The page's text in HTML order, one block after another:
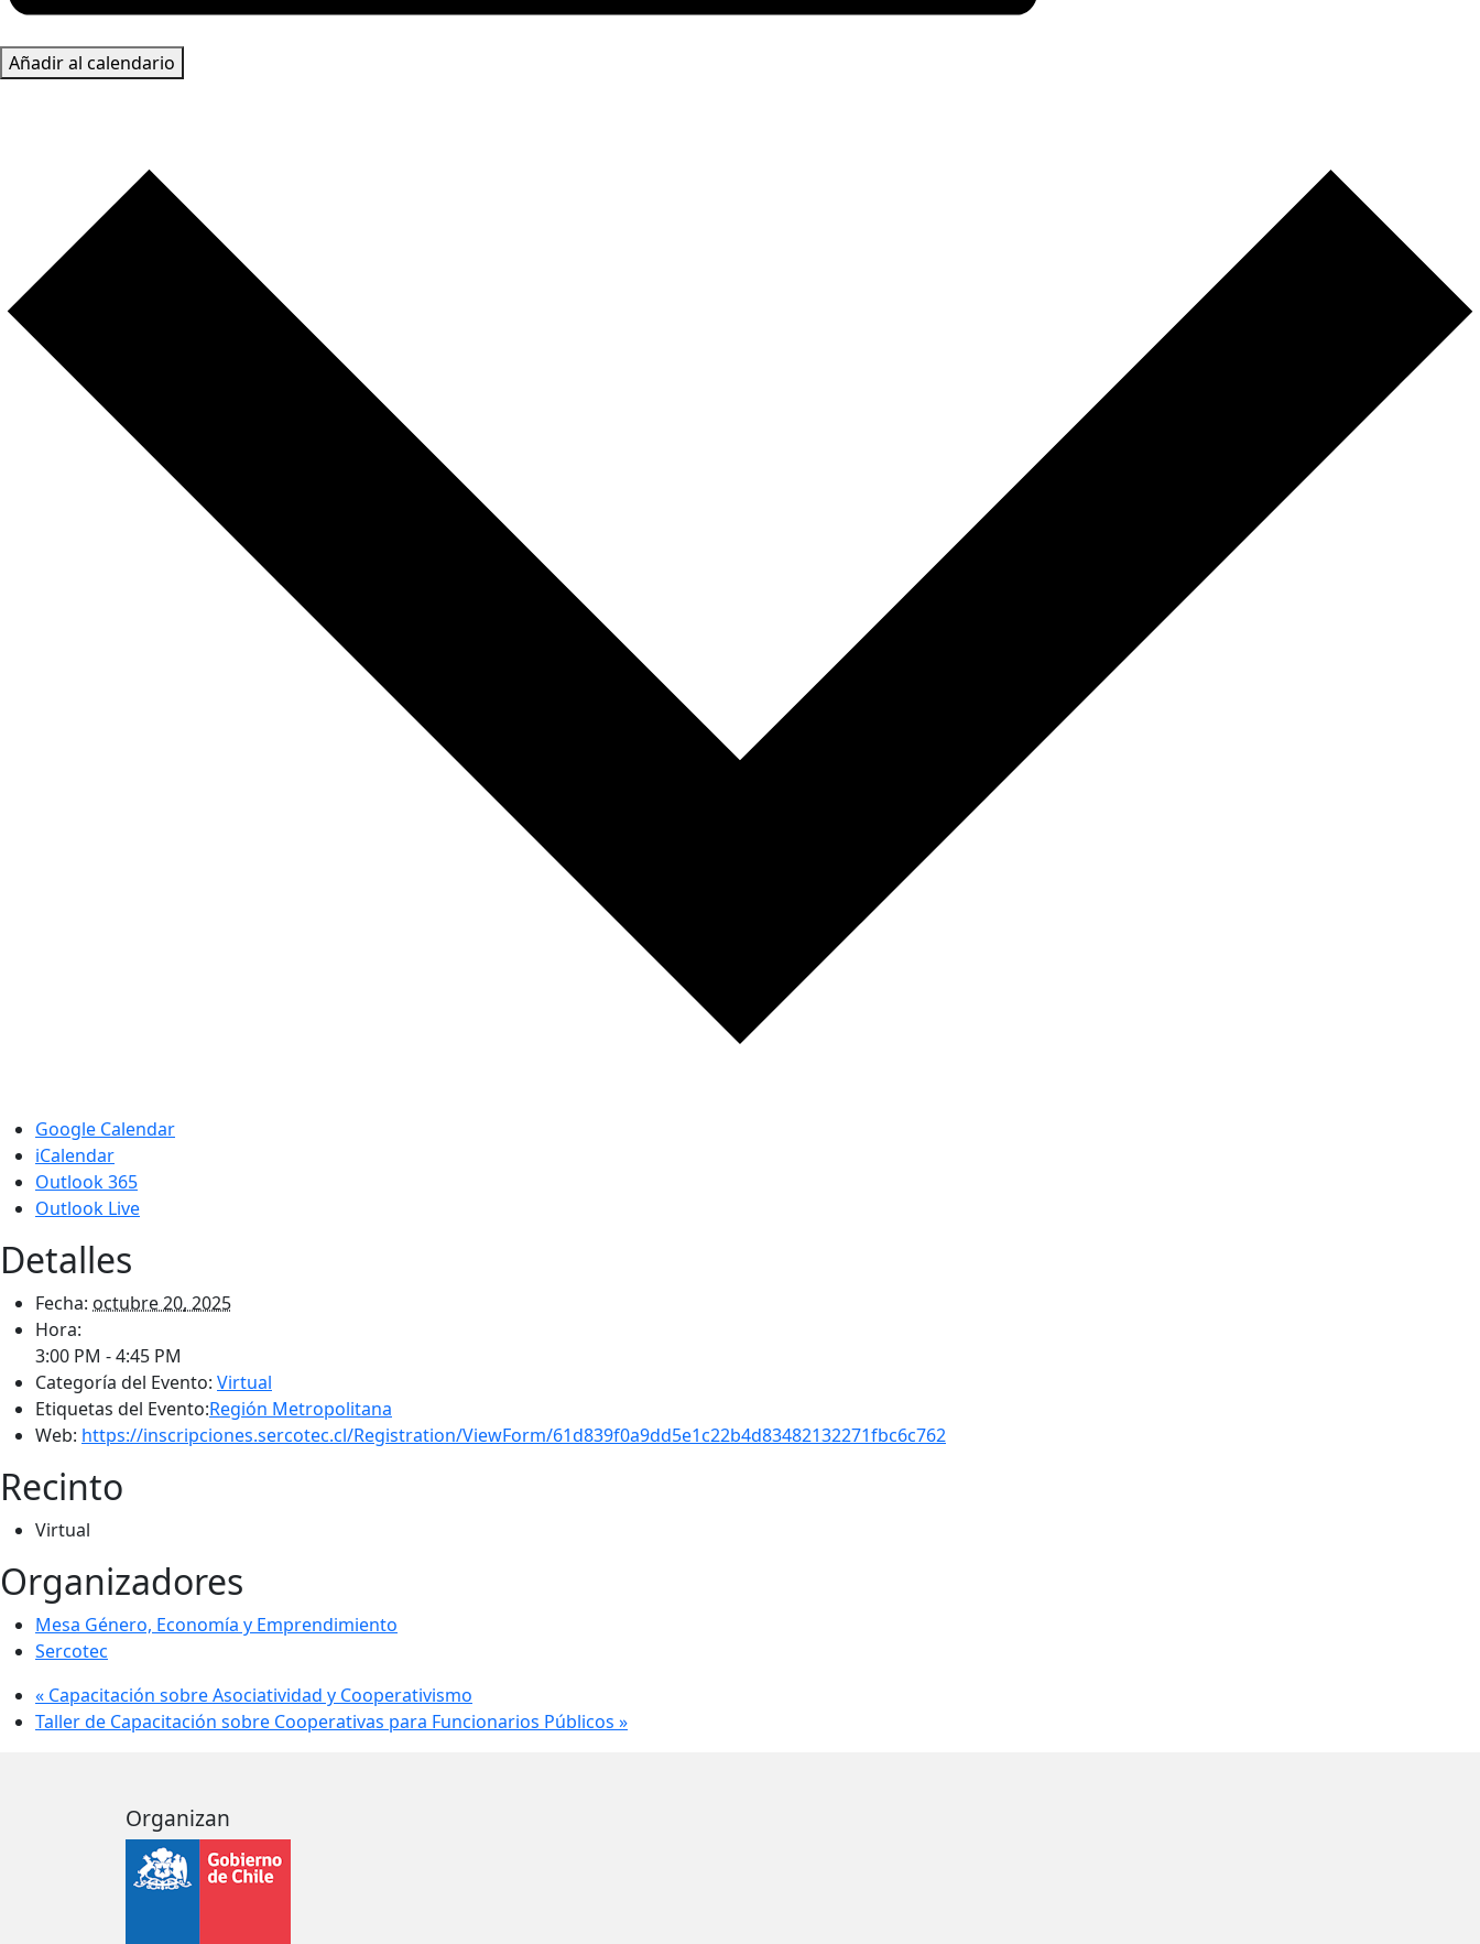
Añadir al calendario
Google Calendar
iCalendar
Outlook 365
Outlook Live
Detalles
Fecha: octubre 20, 2025
Hora:
3:00 PM - 4:45 PM
Categoría del Evento: Virtual
Etiquetas del Evento:Región Metropolitana
Web: https://inscripciones.sercotec.cl/Registration/ViewForm/61d839f0a9dd5e1c22b4d83482132271fbc6c762
Recinto
Virtual
Organizadores
Mesa Género, Economía y Emprendimiento
Sercotec
« Capacitación sobre Asociatividad y Cooperativismo
Taller de Capacitación sobre Cooperativas para Funcionarios Públicos »
Organizan